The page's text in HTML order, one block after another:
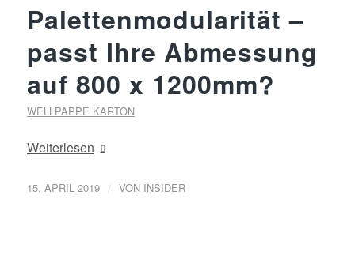
Palettenmodularität –
passt Ihre Abmessung
auf 800 x 1200mm?
WELLPAPPE KARTON
Weiterlesen
15. APRIL 2019 / VON INSIDER